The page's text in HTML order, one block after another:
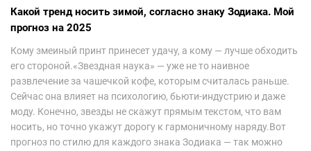
Какой тренд носить зимой, согласно знаку Зодиака. Мой
прогноз на 2025
Кому змеиный принт принесет удачу, а кому — лучше обходить
его стороной.«Звездная наука» — уже не то наивное
развлечение за чашечкой кофе, которым считалась раньше.
Сейчас она влияет на психологию, бьюти-индустрию и даже
моду. Конечно, звезды не скажут прямым текстом, что вам
носить, но точно укажут дорогу к гармоничному наряду.Вот
прогноз по стилю для каждого знака Зодиака — так можно